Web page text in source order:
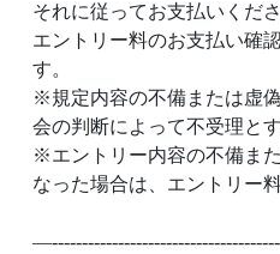
それに従ってお支払いくださ
エントリー料のお支払い確
す。
※規定内容の不備または虚
会の判断によって不受理と
※エントリー内容の不備ま
なった場合は、エントリー